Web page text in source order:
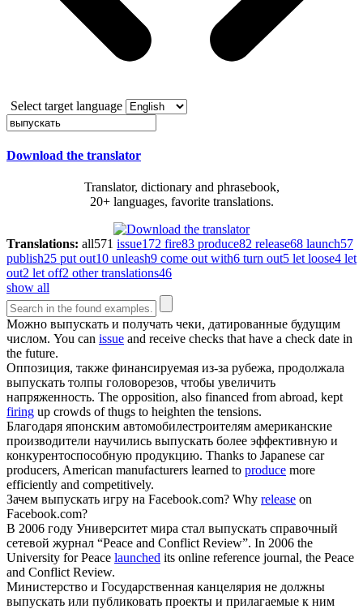
Select target language
Download the translator
Translator, dictionary and phrasebook,
20+ languages, favorite translations.
Translations: all571 issue172 fire83 produce82 release68 launch57
publish25 put out10 unleash9 come out with6 turn out5 let loose4 let
out2 let off2 other translations46
show all
Можно выпускать и получать чеки, датированные будущим
числом. You can issue and receive checks that have a check date in
the future.
Оппозиция, также финансируемая из-за рубежа, продолжала
выпускать толпы головорезов, чтобы увеличить
напряженность. The opposition, also financed from abroad, kept
firing up crowds of thugs to heighten the tensions.
Благодаря японским автомобилестроителям американские
производители научились выпускать более эффективную и
конкурентоспособную продукцию. Thanks to Japanese car
producers, American manufacturers learned to produce more
efficiently and competitively.
Зачем выпускать игру на Facebook.com? Why release on
Facebook.com?
В 2006 году Университет мира стал выпускать справочный
сетевой журнал “Peace and Conflict Review”. In 2006 the
University for Peace launched its online reference journal, the Peace
and Conflict Review.
Министерство и Государственная канцелярия не должны
выпускать или публиковать проекты и прилагаемые к ним